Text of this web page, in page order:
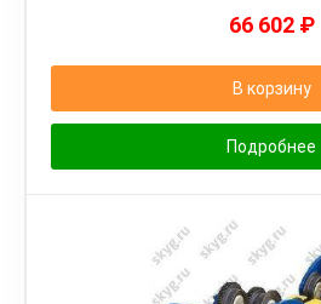
66 602 ₽
В корзину
Подробнее